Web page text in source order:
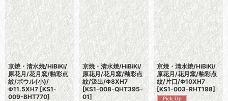
京焼・清水焼/HiBiKi/
原花月/花月窯/釉彩点
紋/ボウル(小)/
Φ11.5XH7 [KS1-
009-BHT770]
京焼・清水焼/HiBiKi/
原花月/花月窯/釉彩点
紋/汲出/Φ8XH7
[KS1-008-QHT395-
01]
京焼・清水焼/HiBiKi/
原花月/花月窯/釉彩点
紋/片口/Φ10XH7
[KS1-003-RHT198]